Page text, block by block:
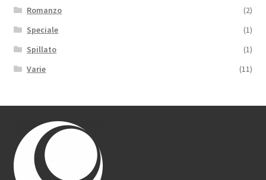
Romanzo
(2)
Speciale
(1)
Spillato
(1)
Varie
(11)